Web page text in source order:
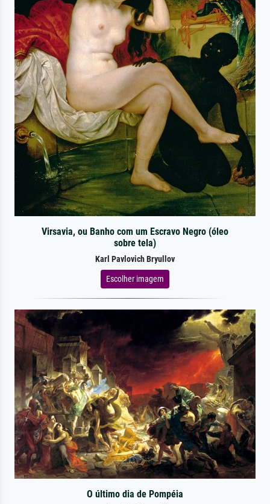
Virsavia, ou Banho com um Escravo Negro (óleo
sobre tela)
Karl Pavlovich Bryullov
Escolher imagem
O último dia de Pompéia